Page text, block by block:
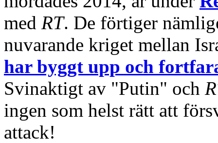
med RT. De förtiger
nuvarande kriget mellan
har byggt upp och
Svinaktigt av "Putin" och
ingen som helst rätt att
attack!